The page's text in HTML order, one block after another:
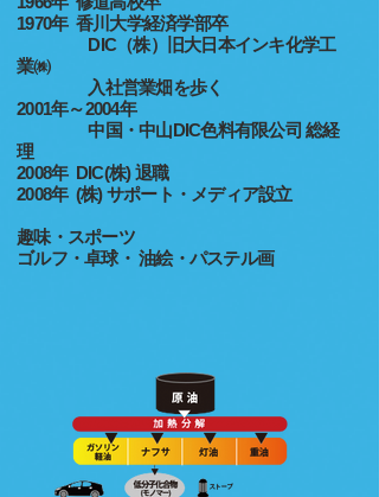
1970年 香川大学経済学部卒
DIC（株）旧大日本インキ化学工
業㈱
入社営業畑を歩く
2001年～2004年
中国・中山DIC色料有限公司 総経
理
2008年 DIC(株) 退職
2008年 (株) サポート・メディア設立
趣味・スポーツ
ゴルフ・卓球・ 油絵・パステル画